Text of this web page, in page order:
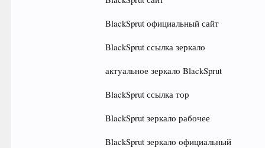
BlackSprut официальный сайт
BlackSprut ссылка зеркало
актуальное зеркало BlackSprut
BlackSprut ссылка тор
BlackSprut зеркало рабочее
BlackSprut зеркало официальный